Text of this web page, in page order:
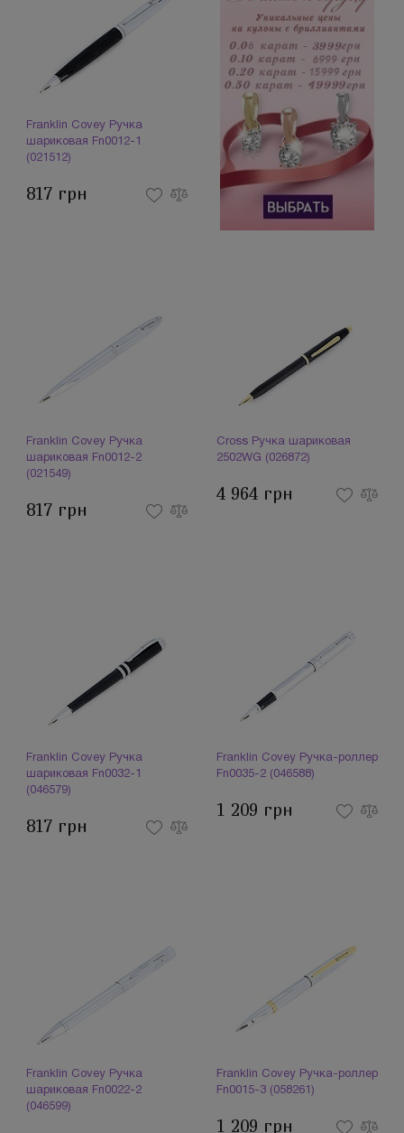
Franklin Covey Ручка
шариковая Fn0012-1
(021512)
817 грн
Franklin Covey Ручка
шариковая Fn0012-2
(021549)
817 грн
Cross Ручка шариковая
2502WG (026872)
4 964 грн
Franklin Covey Ручка
шариковая Fn0032-1
(046579)
817 грн
Franklin Covey Ручка-роллер
Fn0035-2 (046588)
1 209 грн
Franklin Covey Ручка
шариковая Fn0022-2
(046599)
Franklin Covey Ручка-роллер
Fn0015-3 (058261)
1 209 грн